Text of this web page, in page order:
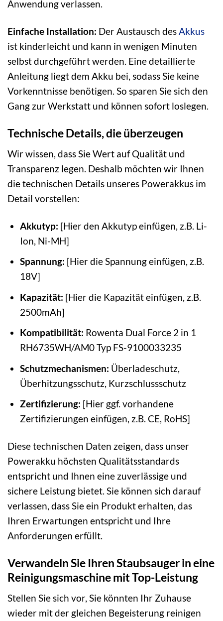
Anwendung verlassen.
Einfache Installation: Der Austausch desAkkus
ist kinderleicht und kann in wenigen Minuten
selbst durchgeführt werden. Eine detaillierte
Anleitung liegt dem Akku bei, sodass Sie keine
Vorkenntnisse benötigen. So sparen Sie sich den
Gang zur Werkstatt und können sofort loslegen.
Technische Details, die überzeugen
Wir wissen, dass Sie Wert auf Qualität und
Transparenz legen. Deshalb möchten wir Ihnen
die technischen Details unseres Powerakkus im
Detail vorstellen:
Akkutyp: [Hier den Akkutyp einfügen, z.B. Li-
Ion, Ni-MH]
Spannung: [Hier die Spannung einfügen, z.B.
18V]
Kapazität: [Hier die Kapazität einfügen, z.B.
2500mAh]
Kompatibilität: Rowenta Dual Force 2 in 1
RH6735WH/AM0 Typ FS-9100033235
Schutzmechanismen: Überladeschutz,
Überhitzungsschutz, Kurzschlussschutz
Zertifizierung: [Hier ggf. vorhandene
Zertifizierungen einfügen, z.B. CE, RoHS]
Diese technischen Daten zeigen, dass unser
Powerakku höchsten Qualitätsstandards
entspricht und Ihnen eine zuverlässige und
sichere Leistung bietet. Sie können sich darauf
verlassen, dass Sie ein Produkt erhalten, das
Ihren Erwartungen entspricht und Ihre
Anforderungen erfüllt.
Verwandeln Sie Ihren Staubsauger in eine
Reinigungsmaschine mit Top-Leistung
Stellen Sie sich vor, Sie könnten Ihr Zuhause
wieder mit der gleichen Begeisterung reinigen